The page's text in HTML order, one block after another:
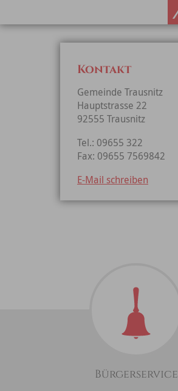
Kontakt
Gemeinde Trausnitz
Hauptstrasse 22
92555 Trausnitz
Tel.: 09655 322
Fax: 09655 7569842
E-Mail schreiben
Bürgerservice